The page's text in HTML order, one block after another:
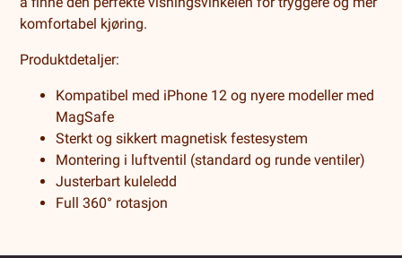
komfortabel kjøring.
Produktdetaljer:
Kompatibel med iPhone 12 og nyere modeller med
MagSafe
Sterkt og sikkert magnetisk festesystem
Montering i luftventil (standard og runde ventiler)
Justerbart kuleledd
Full 360° rotasjon